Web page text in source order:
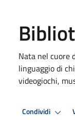
Nata nel cuore
linguaggio di
videogiochi,
Condividi